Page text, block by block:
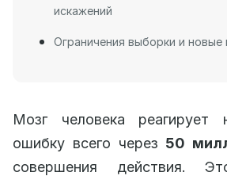
искажений
Ограничения выборки и новые
Мозг человека реагирует
ошибку всего через 50
совершения действия.